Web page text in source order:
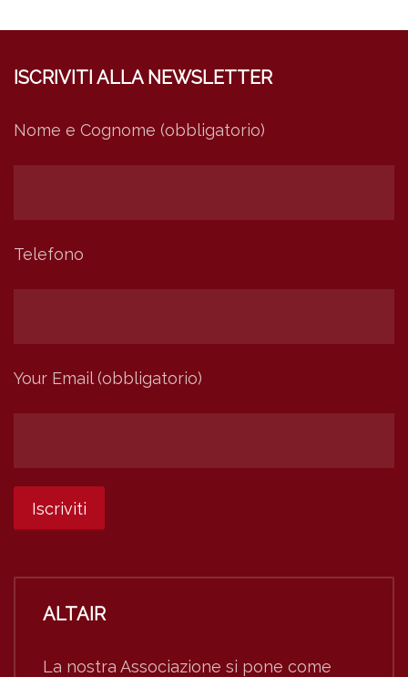
ISCRIVITI ALLA NEWSLETTER
Nome e Cognome (obbligatorio)
Telefono
Your Email (obbligatorio)
ALTAIR
La nostra Associazione si pone come